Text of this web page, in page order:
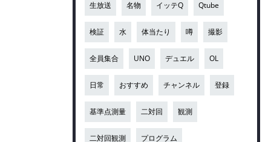
生放送 名物 イッテQ Qtube
検証 水 体当たり 噂 撮影
全員集合 UNO デュエル OL
日常 おすすめ チャンネル 登録
基準点測量 二対回 観測
二対回観測 プログラム